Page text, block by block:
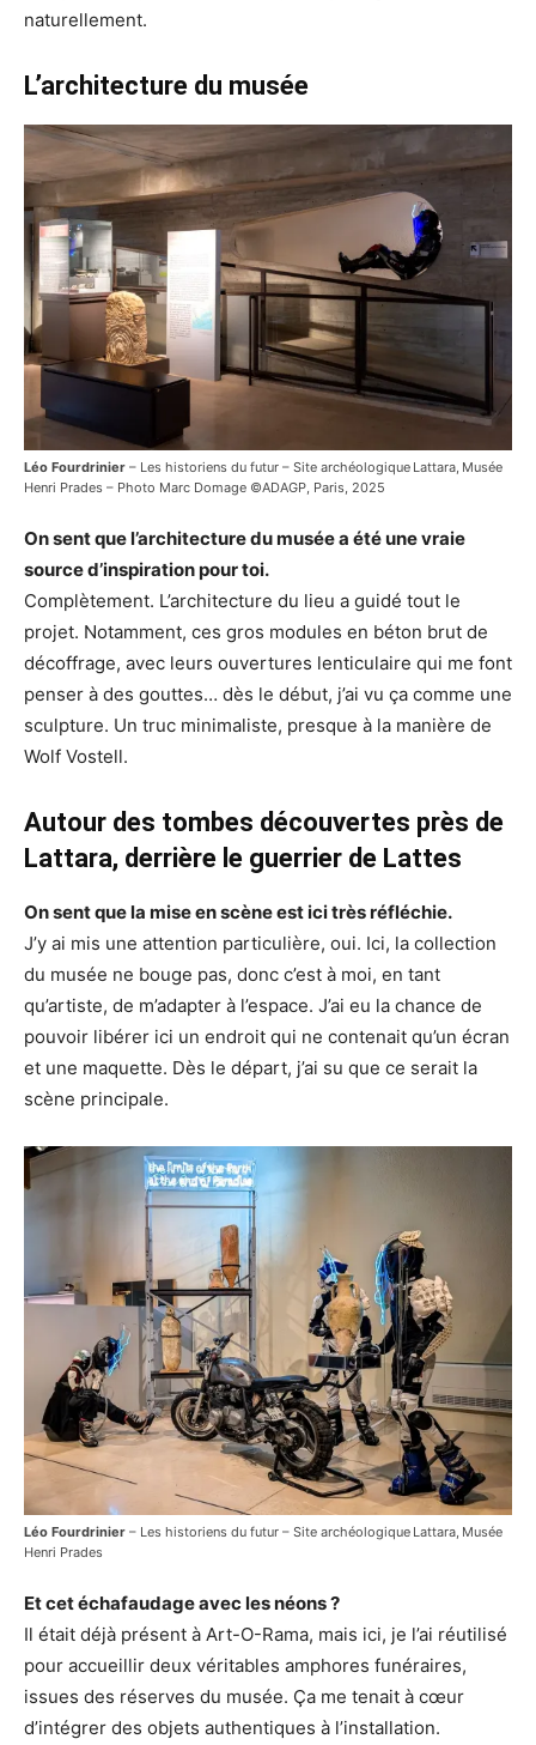
naturellement.
L’architecture du musée
Léo Fourdrinier – Les historiens du futur – Site archéologique Lattara, Musée
Henri Prades – Photo Marc Domage ©ADAGP, Paris, 2025
On sent que l’architecture du musée a été une vraie
source d’inspiration pour toi.
Complètement. L’architecture du lieu a guidé tout le
projet. Notamment, ces gros modules en béton brut de
décoffrage, avec leurs ouvertures lenticulaire qui me font
penser à des gouttes… dès le début, j’ai vu ça comme une
sculpture. Un truc minimaliste, presque à la manière de
Wolf Vostell.
Autour des tombes découvertes près de
Lattara, derrière le guerrier de Lattes
On sent que la mise en scène est ici très réfléchie.
J’y ai mis une attention particulière, oui. Ici, la collection
du musée ne bouge pas, donc c’est à moi, en tant
qu’artiste, de m’adapter à l’espace. J’ai eu la chance de
pouvoir libérer ici un endroit qui ne contenait qu’un écran
et une maquette. Dès le départ, j’ai su que ce serait la
scène principale.
Léo Fourdrinier – Les historiens du futur – Site archéologique Lattara, Musée
Henri Prades
Et cet échafaudage avec les néons ?
Il était déjà présent à Art-O-Rama, mais ici, je l’ai réutilisé
pour accueillir deux véritables amphores funéraires,
issues des réserves du musée. Ça me tenait à cœur
d’intégrer des objets authentiques à l’installation.